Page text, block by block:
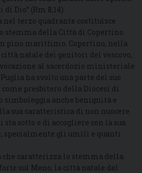
Dio” (Rm 8,14).
nel terzo quadrante costituisce
della Città di Copertino
pino marittimo. Copertino, nella
natale dei genitori del vescovo,
al sacerdozio ministeriale
ha svolto una parte del suo
presbitero della Diocesi di
anche benignità e
sua caratteristica di non nuocere
sotto e di accogliere con la sua
specialmente gli umili e quanti
che caratterizza lo stemma della
sul Meno, la città natale del